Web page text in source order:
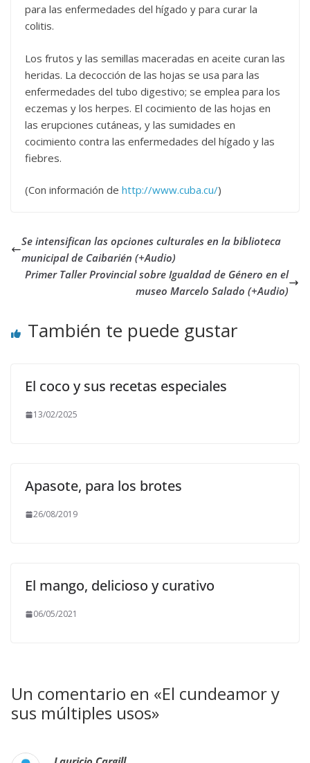
para las enfermedades del hígado y para curar la
colitis.
Los frutos y las semillas maceradas en aceite curan las
heridas. La decocción de las hojas se usa para las
enfermedades del tubo digestivo; se emplea para los
eczemas y los herpes. El cocimiento de las hojas en
las erupciones cutáneas, y las sumidades en
cocimiento contra las enfermedades del hígado y las
fiebres.
(Con información de http://www.cuba.cu/)
Se intensifican las opciones culturales en la biblioteca
municipal de Caibarién (+Audio)
Primer Taller Provincial sobre Igualdad de Género en el
museo Marcelo Salado (+Audio)
También te puede gustar
El coco y sus recetas especiales
13/02/2025
Apasote, para los brotes
26/08/2019
El mango, delicioso y curativo
06/05/2021
Un comentario en «El cundeamor y
sus múltiples usos»